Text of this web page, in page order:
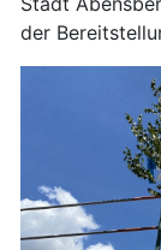
der